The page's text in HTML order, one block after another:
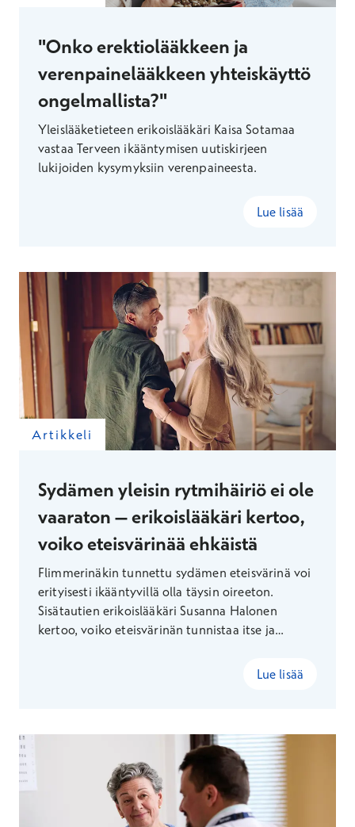
"Onko erektiolääkkeen ja
verenpainelääkkeen yhteiskäyttö
ongelmallista?"
Yleislääketieteen erikoislääkäri Kaisa Sotamaa
vastaa Terveen ikääntymisen uutiskirjeen
lukijoiden kysymyksiin verenpaineesta.
Lue lisää
Artikkeli
Sydämen yleisin rytmihäiriö ei ole
vaaraton – erikoislääkäri kertoo,
voiko eteisvärinää ehkäistä
Flimmerinäkin tunnettu sydämen eteisvärinä voi
erityisesti ikääntyvillä olla täysin oireeton.
Sisätautien erikoislääkäri Susanna Halonen
kertoo, voiko eteisvärinän tunnistaa itse ja
Lue lisää